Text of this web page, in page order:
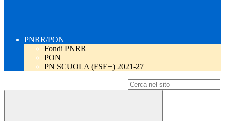
PNRR/PON
Fondi PNRR
PON
PN SCUOLA (FSE+) 2021-27